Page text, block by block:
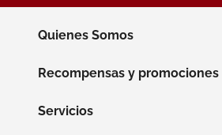
Quienes Somos
Recompensas y promociones
Servicios